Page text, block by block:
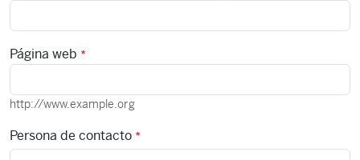
Página web
http://www.example.org
Persona de contacto